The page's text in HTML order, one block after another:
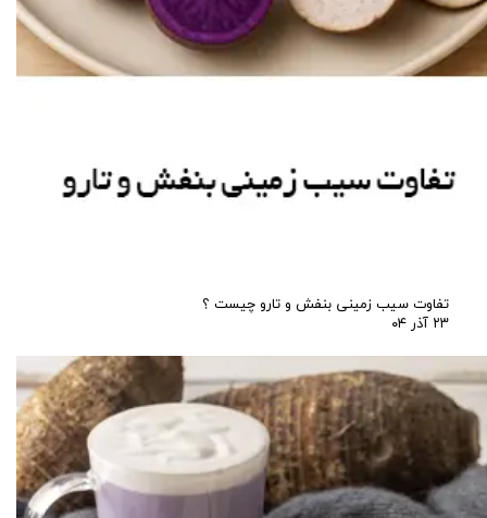
تفاوت سیب زمینی بنفش و تارو چیست ؟
۲۳ آذر ۰۴